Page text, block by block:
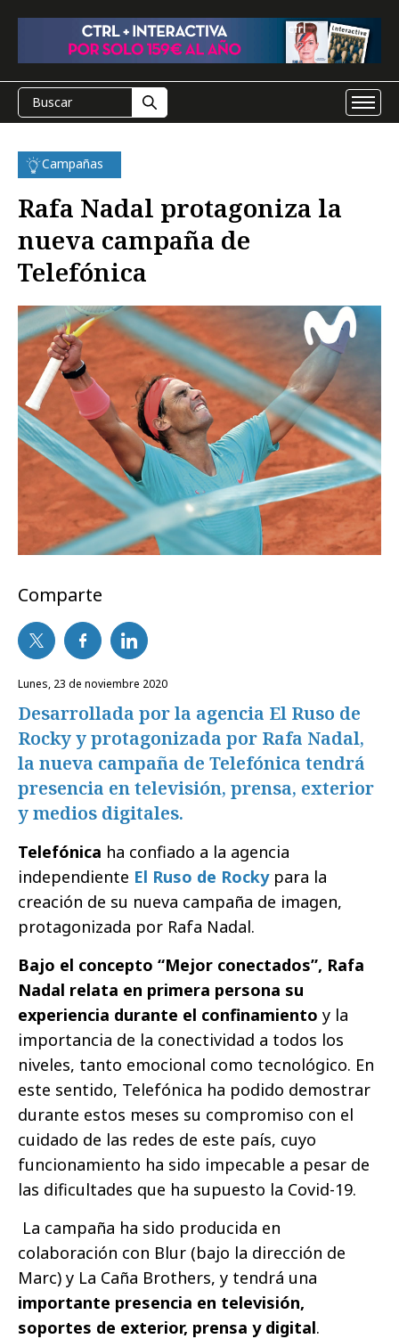
Campañas
Rafa Nadal protagoniza la
nueva campaña de
Telefónica
Comparte
lunes, 23 de noviembre 2020
Desarrollada por la agencia El Ruso de
Rocky y protagonizada por Rafa Nadal,
la nueva campaña de Telefónica tendrá
presencia en televisión, prensa, exterior
y medios digitales.
Telefónica ha confiado a la agencia
independiente El Ruso de Rockypara la
creación de su nueva campaña de imagen,
protagonizada por Rafa Nadal.
Bajo el concepto “Mejor conectados”, Rafa
Nadal relata en primera persona su
experiencia durante el confinamiento y la
importancia de la conectividad a todos los
niveles, tanto emocional como tecnológico. En
este sentido, Telefónica ha podido demostrar
durante estos meses su compromiso con el
cuidado de las redes de este país, cuyo
funcionamiento ha sido impecable a pesar de
las dificultades que ha supuesto la Covid-19.
La campaña ha sido producida en
colaboración con Blur (bajo la dirección de
Marc) y La Caña Brothers, y tendrá una
importante presencia en televisión,
soportes de exterior, prensa y digital.